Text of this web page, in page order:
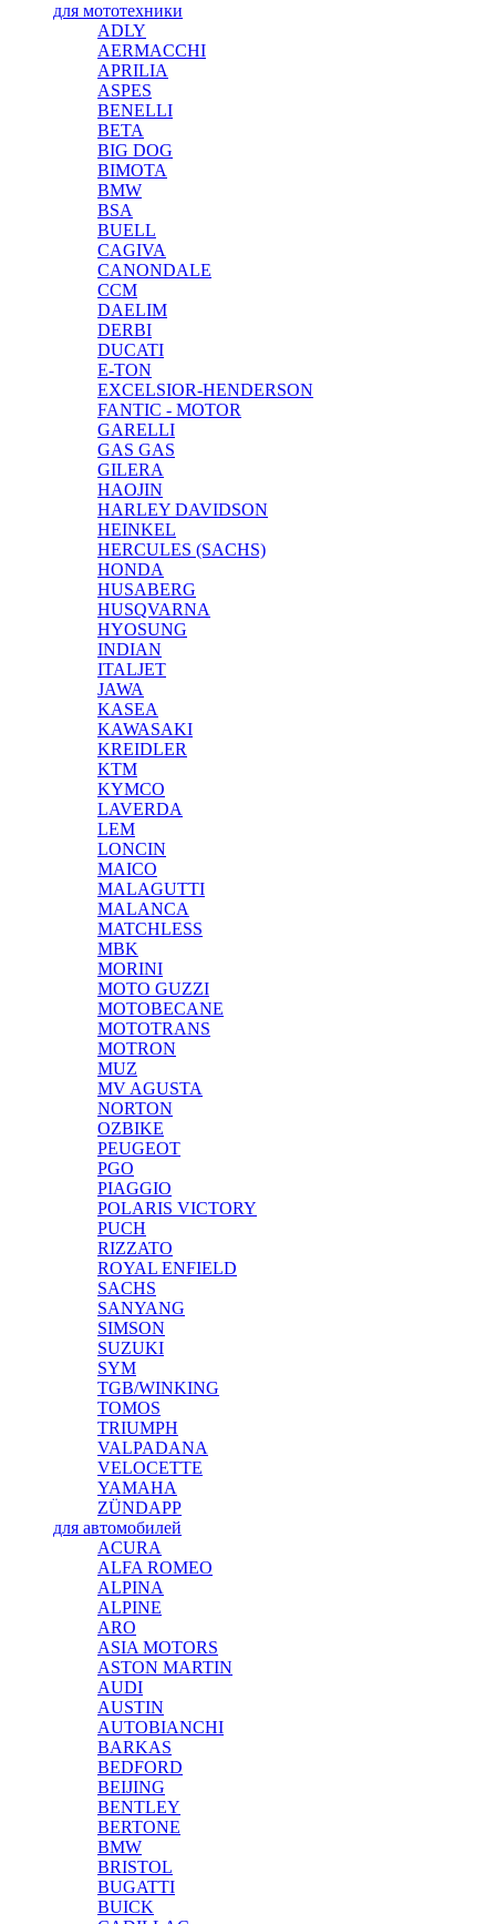
для мототехники
ADLY
AERMACCHI
APRILIA
ASPES
BENELLI
BETA
BIG DOG
BIMOTA
BMW
BSA
BUELL
CAGIVA
CANONDALE
CCM
DAELIM
DERBI
DUCATI
E-TON
EXCELSIOR-HENDERSON
FANTIC - MOTOR
GARELLI
GAS GAS
GILERA
HAOJIN
HARLEY DAVIDSON
HEINKEL
HERCULES (SACHS)
HONDA
HUSABERG
HUSQVARNA
HYOSUNG
INDIAN
ITALJET
JAWA
KASEA
KAWASAKI
KREIDLER
KTM
KYMCO
LAVERDA
LEM
LONCIN
MAICO
MALAGUTTI
MALANCA
MATCHLESS
MBK
MORINI
MOTO GUZZI
MOTOBECANE
MOTOTRANS
MOTRON
MUZ
MV AGUSTA
NORTON
OZBIKE
PEUGEOT
PGO
PIAGGIO
POLARIS VICTORY
PUCH
RIZZATO
ROYAL ENFIELD
SACHS
SANYANG
SIMSON
SUZUKI
SYM
TGB/WINKING
TOMOS
TRIUMPH
VALPADANA
VELOCETTE
YAMAHA
ZÜNDAPP
для автомобилей
ACURA
ALFA ROMEO
ALPINA
ALPINE
ARO
ASIA MOTORS
ASTON MARTIN
AUDI
AUSTIN
AUTOBIANCHI
BARKAS
BEDFORD
BEIJING
BENTLEY
BERTONE
BMW
BRISTOL
BUGATTI
BUICK